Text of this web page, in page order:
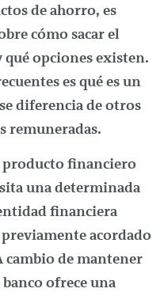
de ahorro, es
cómo sacar el
opciones existen.
es qué es un
diferencia de otros
remuneradas.
producto financiero
una determinada
financiera
acordado
cambio de mantener
ofrece una